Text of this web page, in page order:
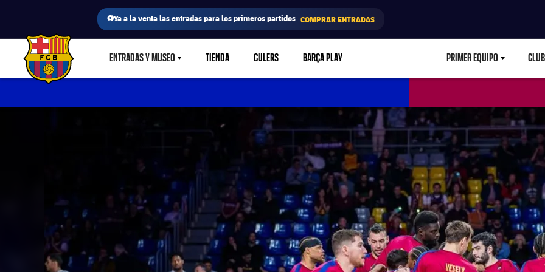
⚽Ya a la venta las entradas para los primeros partidos COMPRAR ENTRADAS
FC Barcelona club badge ENTRADAS Y MUSEOLABEL.SHARE.CARETDOWN
TIENDA CULERS BARÇA PLAY PRIMER EQUIPO CLUB